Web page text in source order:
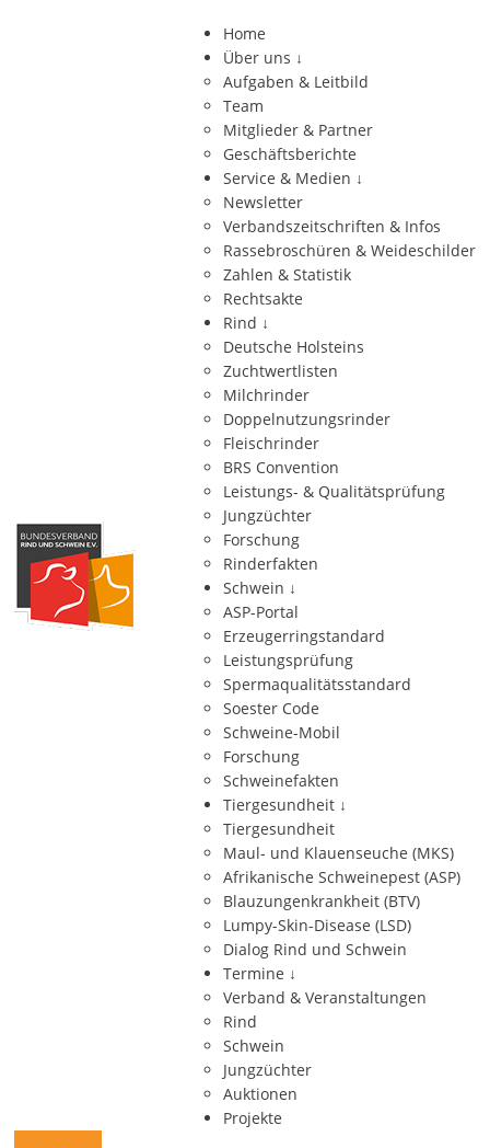
Home
Über uns ↓
Aufgaben & Leitbild
Team
Mitglieder & Partner
Geschäftsberichte
Service & Medien ↓
Newsletter
Verbandszeitschriften & Infos
Rassebroschüren & Weideschilder
Zahlen & Statistik
Rechtsakte
Rind ↓
Deutsche Holsteins
Zuchtwertlisten
Milchrinder
Doppelnutzungsrinder
Fleischrinder
BRS Convention
Leistungs- & Qualitätsprüfung
Jungzüchter
Forschung
Rinderfakten
Schwein ↓
ASP-Portal
Erzeugerringstandard
Leistungsprüfung
Spermaqualitätsstandard
Soester Code
Schweine-Mobil
Forschung
Schweinefakten
Tiergesundheit ↓
Tiergesundheit
Maul- und Klauenseuche (MKS)
Afrikanische Schweinepest (ASP)
Blauzungenkrankheit (BTV)
Lumpy-Skin-Disease (LSD)
Dialog Rind und Schwein
Termine ↓
Verband & Veranstaltungen
Rind
Schwein
Jungzüchter
Auktionen
Projekte